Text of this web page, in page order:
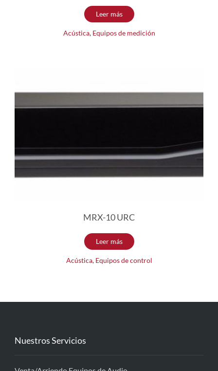
Leer más
Acústica, Equipos de medición
MRX-10 URC
Leer más
Acústica, Equipos de control
Nuestros Servicios